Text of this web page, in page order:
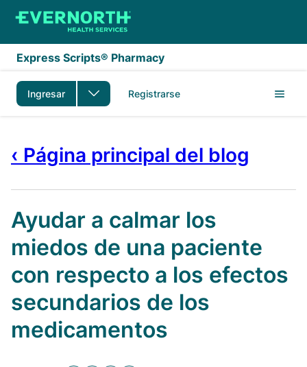
Saltar al contenido principal
Express Scripts® Pharmacy
Ingresar Registrarse
‹ Página principal del blog
Ayudar a calmar los
miedos de una paciente
con respecto a los efectos
secundarios de los
medicamentos